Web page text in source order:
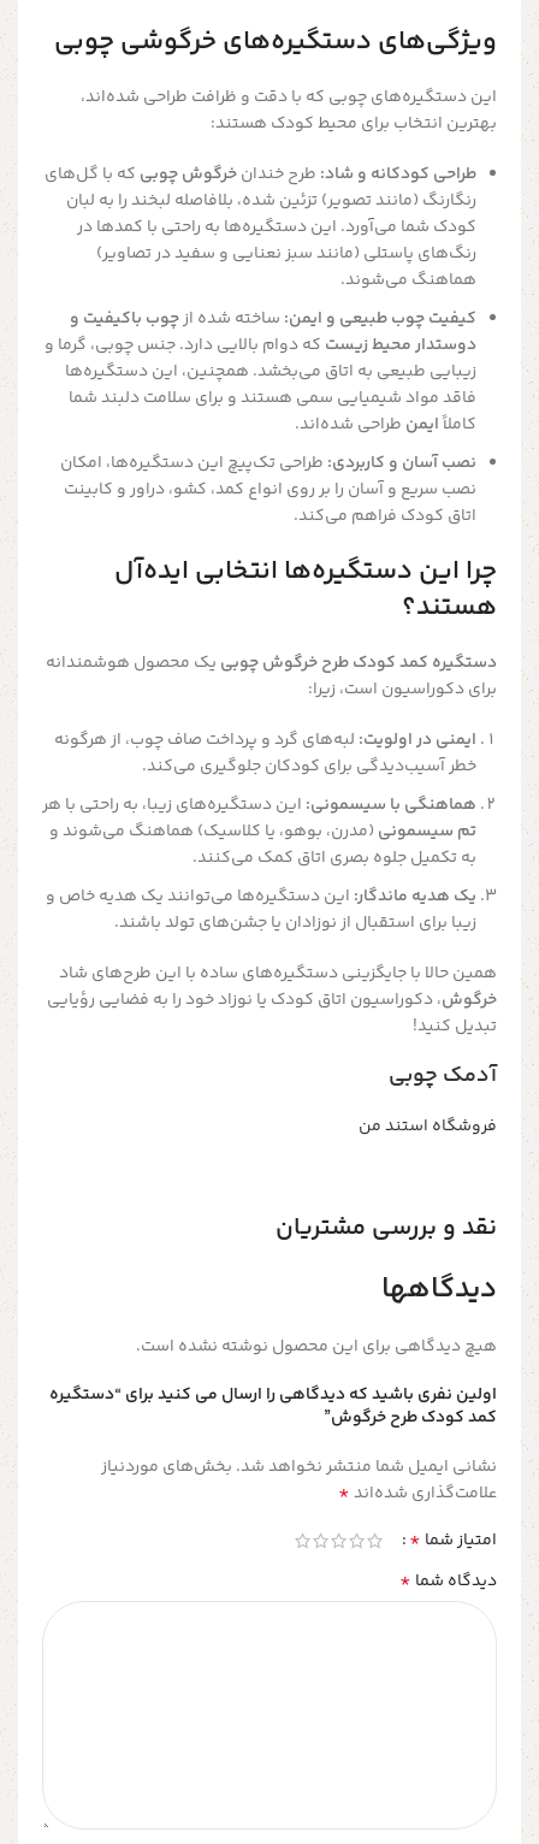
ویژگی‌های دستگیره‌های خرگوشی چوبی
این دستگیره‌های چوبی که با دقت و ظرافت طراحی شده‌اند،
بهترین انتخاب برای محیط کودک هستند:
طراحی کودکانه و شاد: طرح خندانخرگوش چوبی که با گل‌های
رنگارنگ (مانند تصویر) تزئین شده، بلافاصله لبخند را به لبان
کودک شما می‌آورد. این دستگیره‌ها به راحتی با کمدها در
رنگ‌های پاستلی (مانند سبز نعنایی و سفید در تصاویر)
هماهنگ می‌شوند.
کیفیت چوب طبیعی و ایمن: ساخته شده ازچوب باکیفیت و
دوستدار محیط زیست که دوام بالایی دارد. جنس چوبی، گرما و
زیبایی طبیعی به اتاق می‌بخشد. همچنین، این دستگیره‌ها
فاقد مواد شیمیایی سمی هستند و برای سلامت دلبند شما
کاملاًایمن طراحی شده‌اند.
نصب آسان و کاربردی: طراحی تک‌پیچ این دستگیره‌ها، امکان
نصب سریع و آسان را بر روی انواع کمد، کشو، دراور و کابینت
اتاق کودک فراهم می‌کند.
چرا این دستگیره‌ها انتخابی ایده‌آل
هستند؟
دستگیره کمد کودک طرح خرگوش چوبی یک محصول هوشمندانه
برای دکوراسیون است، زیرا:
ایمنی در اولویت: لبه‌های گرد و پرداخت صاف چوب، از هرگونه
خطر آسیب‌دیدگی برای کودکان جلوگیری می‌کند.
هماهنگی با سیسمونی: این دستگیره‌های زیبا، به راحتی با هر
تم سیسمونی (مدرن، بوهو، یا کلاسیک) هماهنگ می‌شوند و
به تکمیل جلوه بصری اتاق کمک می‌کنند.
یک هدیه ماندگار: این دستگیره‌ها می‌توانند یک هدیه خاص و
زیبا برای استقبال از نوزادان یا جشن‌های تولد باشند.
همین حالا با جایگزینی دستگیره‌های ساده با این طرح‌های شاد
خرگوش، دکوراسیون اتاق کودک یا نوزاد خود را به فضایی رؤیایی
تبدیل کنید!
آدمک چوبی
فروشگاه استند من
نقد و بررسی مشتریان
دیدگاهها
هیچ دیدگاهی برای این محصول نوشته نشده است.
اولین نفری باشید که دیدگاهی را ارسال می کنید برای “دستگیره
کمد کودک طرح خرگوش”
نشانی ایمیل شما منتشر نخواهد شد. بخش‌های موردنیاز
علامت‌گذاری شده‌اند*
امتیاز شما *
دیدگاه شما *